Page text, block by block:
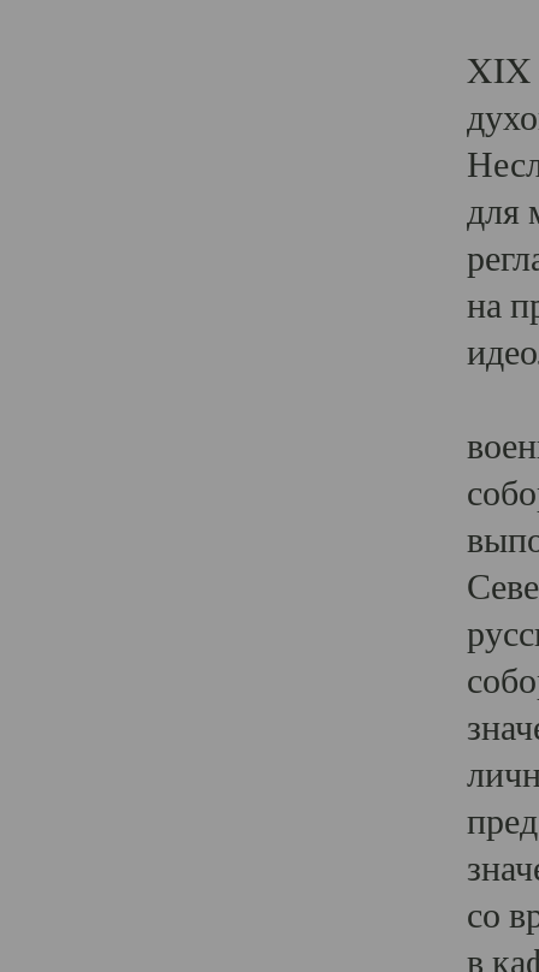
XIX
для
на
со
в